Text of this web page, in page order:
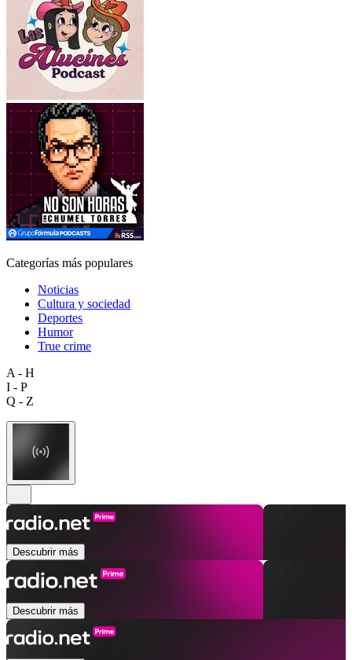
Categorías más populares
Noticias
Cultura y sociedad
Deportes
Humor
True crime
A - H
I - P
Q - Z
Descubrir más
Descubrir más